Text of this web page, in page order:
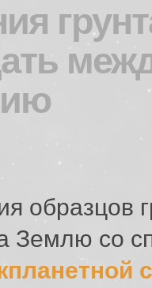
образцов
Землю со